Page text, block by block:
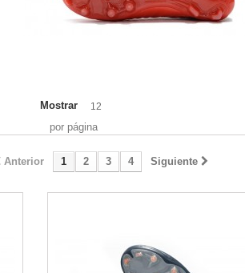
Mostrar 12
por página
Anterior 1 2 3 4 Siguiente